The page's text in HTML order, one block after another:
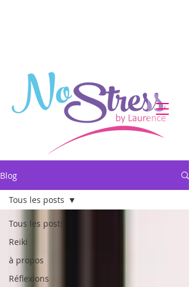
Blog
Tous les posts
Reiki
à propos
Réflexions
Tous les posts